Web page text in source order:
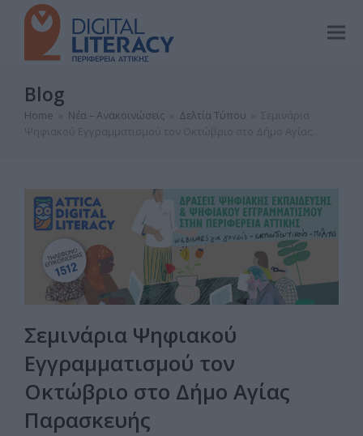
Blog
Home Νέα – Ανακοινώσεις Δελτία Τύπου
Σεμινάρια Ψηφιακού
Εγγραμματισμού τον
Οκτώβριο στο Δήμο Αγίας
Παρασκευής